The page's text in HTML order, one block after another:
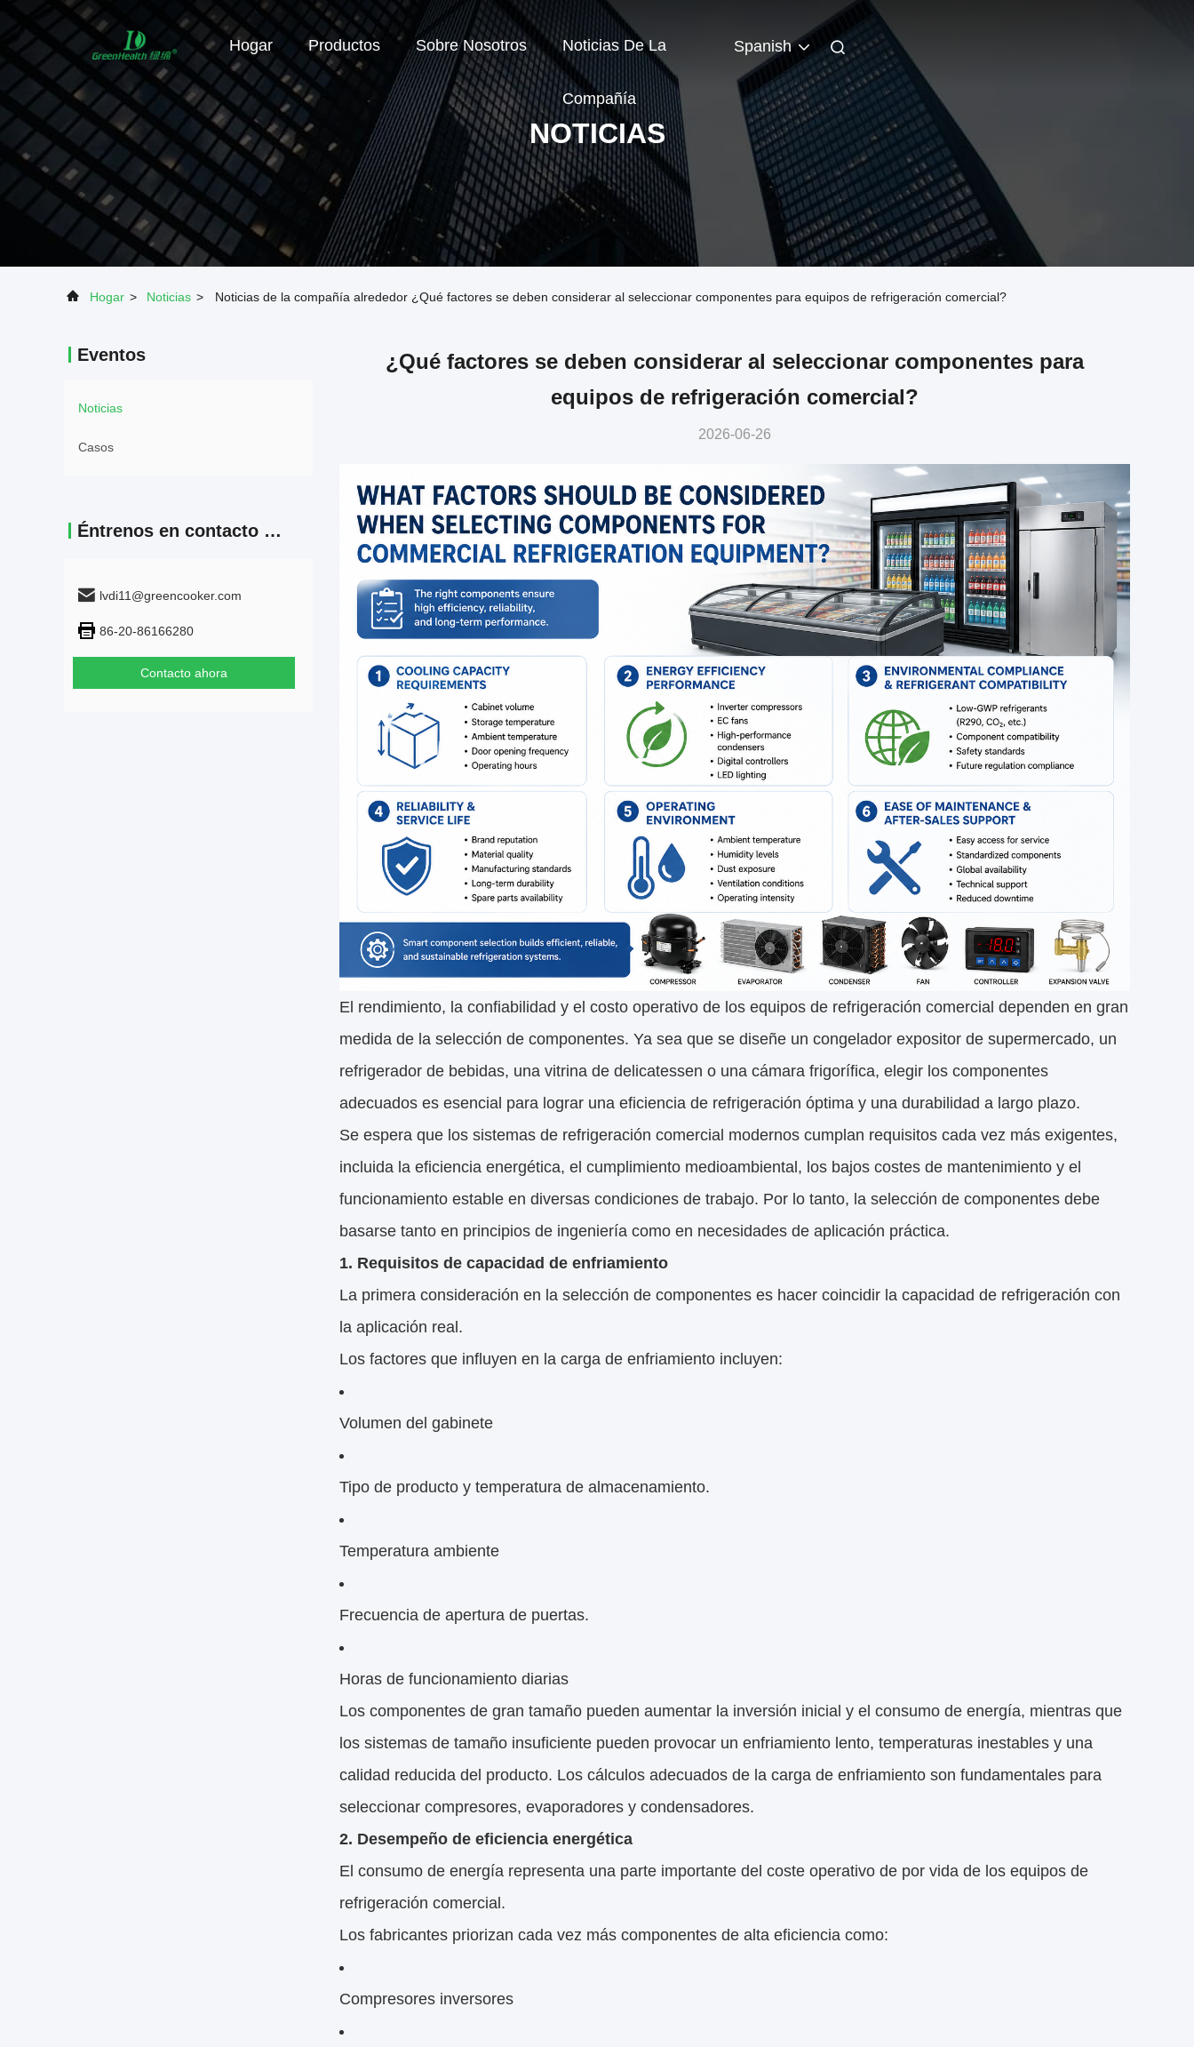
Hogar Productos Sobre Nosotros Noticias De La
Compañía
Spanish
NOTICIAS
Hogar > Noticias > Noticias de la compañía alrededor ¿Qué factores se deben considerar al seleccionar componentes para equipos de refrigeración comercial?
Eventos
Noticias
Casos
Éntrenos en contacto con
lvdi11@greencooker.com
86-20-86166280
Contacto ahora
¿Qué factores se deben considerar al seleccionar componentes para
equipos de refrigeración comercial?
2026-06-26
El rendimiento, la confiabilidad y el costo operativo de los equipos de refrigeración comercial dependen en gran
medida de la selección de componentes. Ya sea que se diseñe un congelador expositor de supermercado, un
refrigerador de bebidas, una vitrina de delicatessen o una cámara frigorífica, elegir los componentes
adecuados es esencial para lograr una eficiencia de refrigeración óptima y una durabilidad a largo plazo.
Se espera que los sistemas de refrigeración comercial modernos cumplan requisitos cada vez más exigentes,
incluida la eficiencia energética, el cumplimiento medioambiental, los bajos costes de mantenimiento y el
funcionamiento estable en diversas condiciones de trabajo. Por lo tanto, la selección de componentes debe
basarse tanto en principios de ingeniería como en necesidades de aplicación práctica.
1. Requisitos de capacidad de enfriamiento
La primera consideración en la selección de componentes es hacer coincidir la capacidad de refrigeración con
la aplicación real.
Los factores que influyen en la carga de enfriamiento incluyen:
Volumen del gabinete
Tipo de producto y temperatura de almacenamiento.
Temperatura ambiente
Frecuencia de apertura de puertas.
Horas de funcionamiento diarias
Los componentes de gran tamaño pueden aumentar la inversión inicial y el consumo de energía, mientras que
los sistemas de tamaño insuficiente pueden provocar un enfriamiento lento, temperaturas inestables y una
calidad reducida del producto. Los cálculos adecuados de la carga de enfriamiento son fundamentales para
seleccionar compresores, evaporadores y condensadores.
2. Desempeño de eficiencia energética
El consumo de energía representa una parte importante del coste operativo de por vida de los equipos de
refrigeración comercial.
Los fabricantes priorizan cada vez más componentes de alta eficiencia como:
Compresores inversores